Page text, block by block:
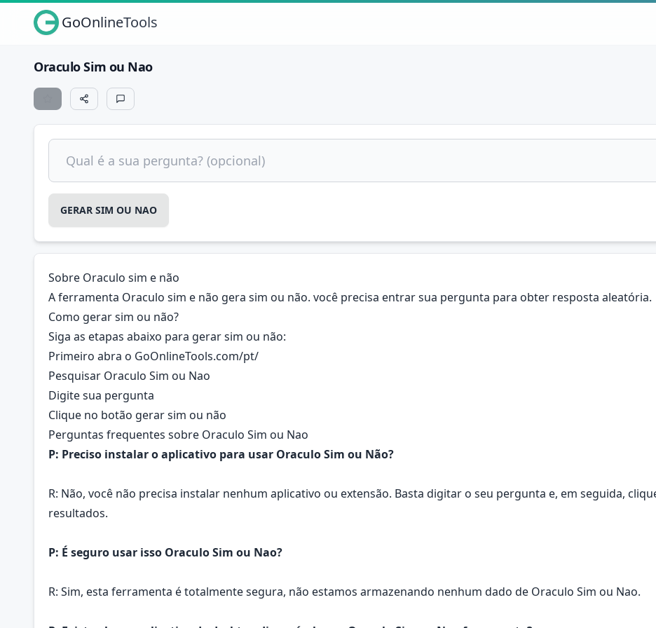
GoOnlineTools
Oraculo Sim ou Nao
Qual é a sua pergunta? (opcional)
GERAR SIM OU NAO
Sobre Oraculo sim e não
A ferramenta Oraculo sim e não gera sim ou não. você precisa entrar sua pergunta para obter resposta aleatória.
Como gerar sim ou não?
Siga as etapas abaixo para gerar sim ou não:
Primeiro abra o GoOnlineTools.com/pt/
Pesquisar Oraculo Sim ou Nao
Digite sua pergunta
Clique no botão gerar sim ou não
Perguntas frequentes sobre Oraculo Sim ou Nao
P: Preciso instalar o aplicativo para usar Oraculo Sim ou Não?
R: Não, você não precisa instalar nenhum aplicativo ou extensão. Basta digitar o seu pergunta e, em seguida,
resultados.
P: É seguro usar isso Oraculo Sim ou Nao?
R: Sim, esta ferramenta é totalmente segura, não estamos armazenando nenhum dado de Oraculo Sim ou Nao.